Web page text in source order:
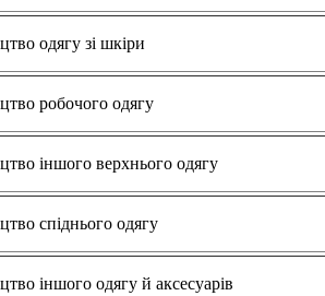
одягу зі шкіри
робочого одягу
іншого верхнього одягу
спіднього одягу
іншого одягу й аксесуарів